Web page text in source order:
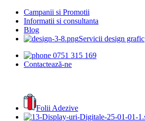
Campanii si Promotii
Informatii si consultanta
Blog
Servicii design grafic
0751 315 169
Contactează-ne
Folii Adezive